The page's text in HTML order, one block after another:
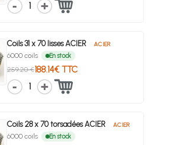
1
Coils 31 x 70 lisses ACIER ACIER
6000 coils En stock
259.20 €188.14€ TTC
1
Coils 28 x 70 torsadées ACIER ACIER
6000 coils En stock